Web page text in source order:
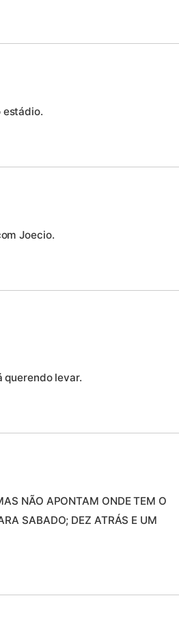
estádio.
Joecio.
querendo levar.
NÃO APONTAM ONDE TEM O
SABADO; DEZ ATRÁS E UM